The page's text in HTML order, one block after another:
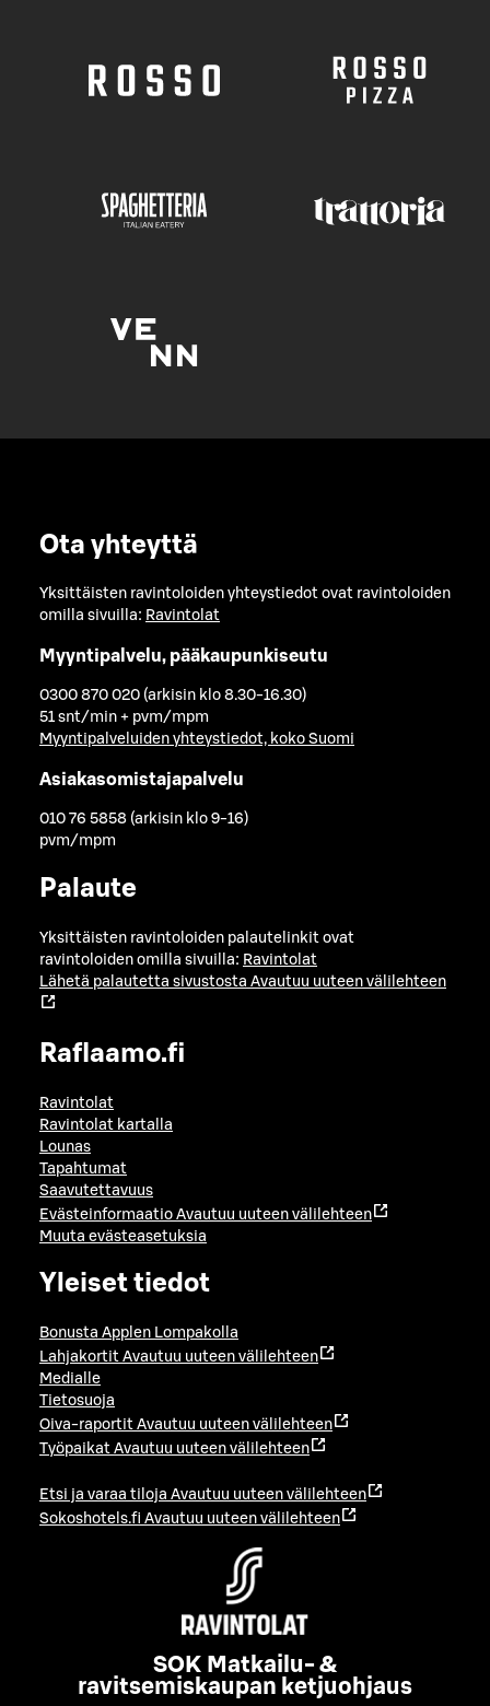
Ota yhteyttä
Yksittäisten ravintoloiden yhteystiedot ovat ravintoloiden
omilla sivuilla: Ravintolat
Myyntipalvelu, pääkaupunkiseutu
0300 870 020 (arkisin klo 8.30-16.30)
51 snt/min + pvm/mpm
Myyntipalveluiden yhteystiedot, koko Suomi
Asiakasomistajapalvelu
010 76 5858 (arkisin klo 9-16)
pvm/mpm
Palaute
Yksittäisten ravintoloiden palautelinkit ovat
ravintoloiden omilla sivuilla: Ravintolat
Lähetä palautetta sivustosta Avautuu uuteen välilehteen
Raflaamo.fi
Ravintolat
Ravintolat kartalla
Lounas
Tapahtumat
Saavutettavuus
Evästeinformaatio Avautuu uuteen välilehteen
Muuta evästeasetuksia
Yleiset tiedot
Bonusta Applen Lompakolla
Lahjakortit Avautuu uuteen välilehteen
Medialle
Tietosuoja
Oiva-raportit Avautuu uuteen välilehteen
Työpaikat Avautuu uuteen välilehteen
Etsi ja varaa tiloja Avautuu uuteen välilehteen
Sokoshotels.fi Avautuu uuteen välilehteen
SOK Matkailu- &
ravitsemiskaupan ketjuohjaus